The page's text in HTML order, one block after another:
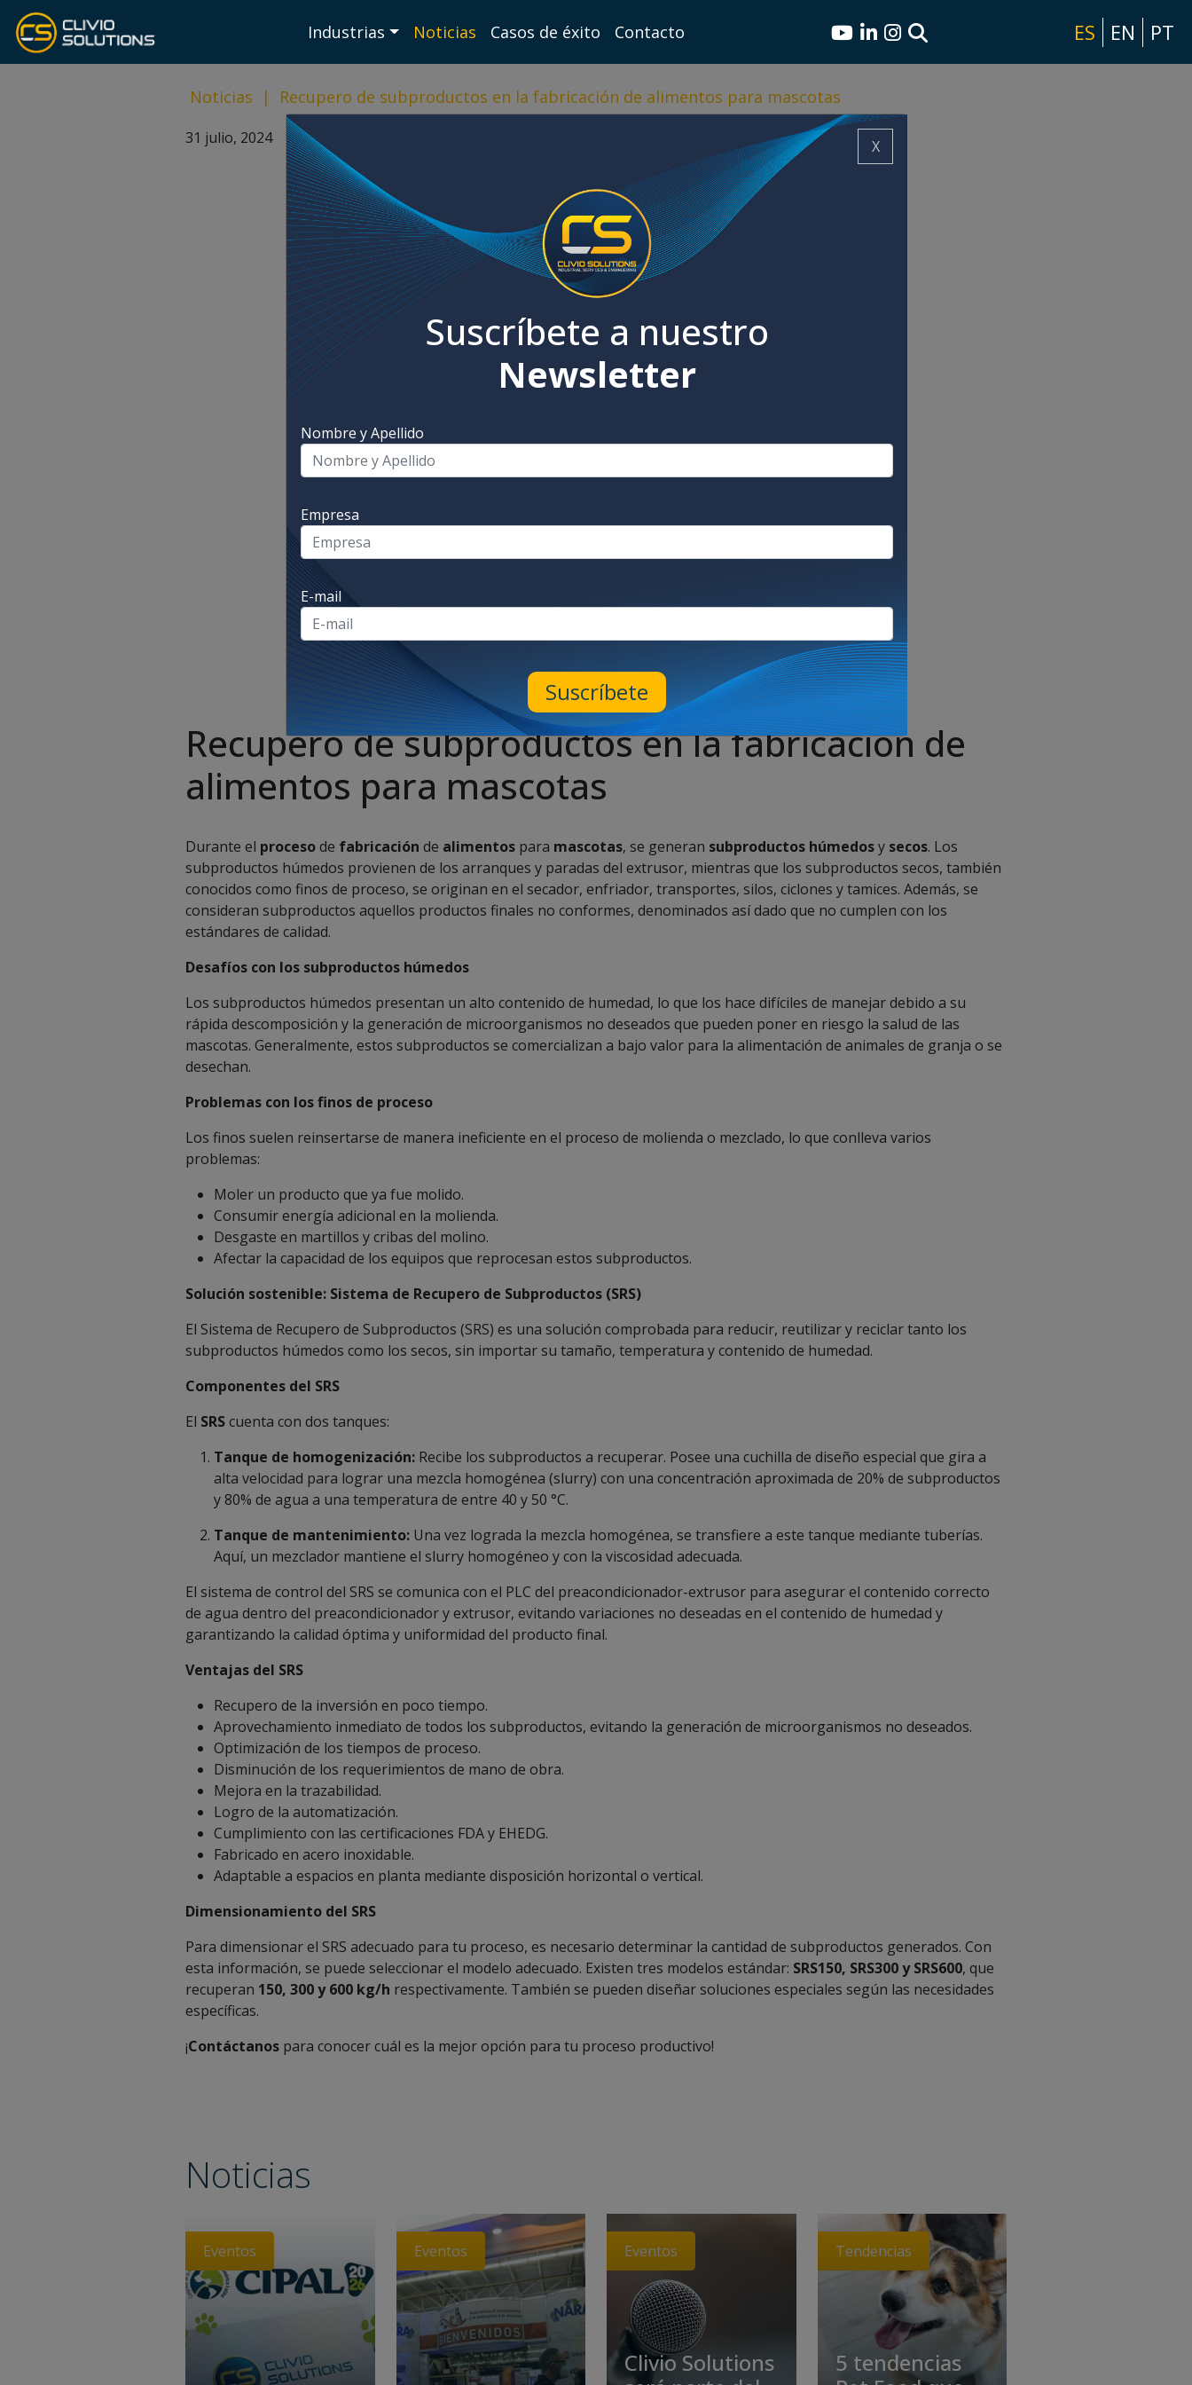
Industrias Noticias Casos de éxito Contacto ES EN PT
Noticias | Recupero de subproductos en la fabricación de alimentos para mascotas
31 julio, 2024
Recupero de subproductos en la fabricación de
alimentos para mascotas
Durante el procesode fabricación de alimentos para mascotas, se generan subproductos húmedosy secos. Los
subproductos húmedos provienen de los arranques y paradas del extrusor, mientras que los subproductos secos, también
conocidos como finos de proceso, se originan en el secador, enfriador, transportes, silos, ciclones y tamices. Además, se
consideran subproductos aquellos productos finales no conformes, denominados así dado que no cumplen con los
estándares de calidad.
Desafíos con los subproductos húmedos
Los subproductos húmedos presentan un alto contenido de humedad, lo que los hace difíciles de manejar debido a su
rápida descomposición y la generación de microorganismos no deseados que pueden poner en riesgo la salud de las
mascotas. Generalmente, estos subproductos se comercializan a bajo valor para la alimentación de animales de granja o se
desechan.
Problemas con los finos de proceso
Los finos suelen reinsertarse de manera ineficiente en el proceso de molienda o mezclado, lo que conlleva varios
problemas:
Moler un producto que ya fue molido.
Consumir energía adicional en la molienda.
Desgaste en martillos y cribas del molino.
Afectar la capacidad de los equipos que reprocesan estos subproductos.
Solución sostenible: Sistema de Recupero de Subproductos (SRS)
El Sistema de Recupero de Subproductos (SRS) es una solución comprobada para reducir, reutilizar y reciclar tanto los
subproductos húmedos como los secos, sin importar su tamaño, temperatura y contenido de humedad.
Componentes del SRS
El SRScuenta con dos tanques:
Tanque de homogenización: Recibe los subproductos a recuperar. Posee una cuchilla de diseño especial que gira a
alta velocidad para lograr una mezcla homogénea (slurry) con una concentración aproximada de 20% de subproductos
y 80% de agua a una temperatura de entre 40 y 50 °C.
Tanque de mantenimiento: Una vez lograda la mezcla homogénea, se transfiere a este tanque mediante tuberías.
Aquí, un mezclador mantiene el slurry homogéneo y con la viscosidad adecuada.
El sistema de control del SRS se comunica con el PLC del preacondicionador-extrusor para asegurar el contenido correcto
de agua dentro del preacondicionador y extrusor, evitando variaciones no deseadas en el contenido de humedad y
garantizando la calidad óptima y uniformidad del producto final.
Ventajas del SRS
Recupero de la inversión en poco tiempo.
Aprovechamiento inmediato de todos los subproductos, evitando la generación de microorganismos no deseados.
Optimización de los tiempos de proceso.
Disminución de los requerimientos de mano de obra.
Mejora en la trazabilidad.
Logro de la automatización.
Cumplimiento con las certificaciones FDA y EHEDG.
Fabricado en acero inoxidable.
Adaptable a espacios en planta mediante disposición horizontal o vertical.
Dimensionamiento del SRS
Para dimensionar el SRS adecuado para tu proceso, es necesario determinar la cantidad de subproductos generados. Con
esta información, se puede seleccionar el modelo adecuado. Existen tres modelos estándar: SRS150, SRS300 y SRS600, que
recuperan 150, 300 y 600 kg/h respectivamente. También se pueden diseñar soluciones especiales según las necesidades
específicas.
¡Contáctanos para conocer cuál es la mejor opción para tu proceso productivo!
Noticias
Eventos Eventos Eventos
Clivio Solutions
Tendencias
5 tendencias
X
Suscríbete a nuestro
Newsletter
Nombre y Apellido
Empresa
E-mail
Suscríbete